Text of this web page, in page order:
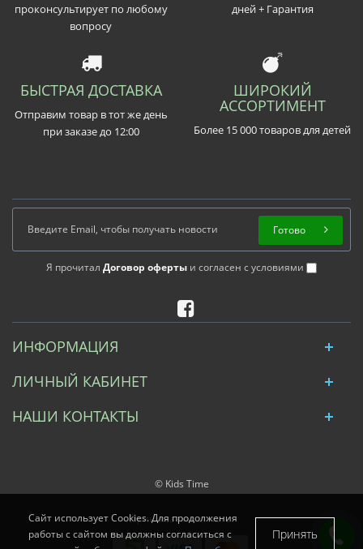
проконсультирует по любому
вопросу
дней + Гарантия
БЫСТРАЯ ДОСТАВКА
Отправим товар в тот же день
при заказе до 12:00
ШИРОКИЙ
АССОРТИМЕНТ
Более 15 000 товаров для детей
Я прочитал Договор оферты и согласен с условиями
Готово
ИНФОРМАЦИЯ
ЛИЧНЫЙ КАБИНЕТ
НАШИ КОНТАКТЫ
© Kids Time
Принимаем к оплате:
Сайт использует Cookies. Для продолжения
работы с сайтом вы должны согласиться с
Принять